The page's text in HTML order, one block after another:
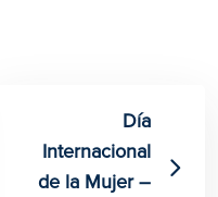
Día
Internacional
de la Mujer –